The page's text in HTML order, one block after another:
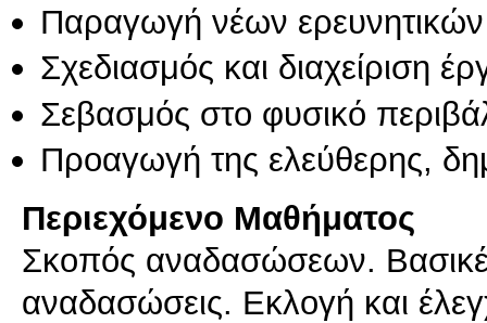
Παραγωγή νέων
Σχεδιασμός και διαχείριση
Σεβασμός στο φυσικό
Προαγωγή της ελεύθερης,
Περιεχόμενο Μαθήματος
Σκοπός αναδασώσεων.
αναδασώσεις. Εκλογή και